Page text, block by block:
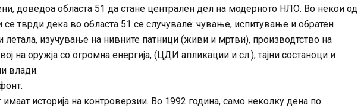
доведоа областа 51 да стане централен дел на модерното НЛО. Во некои од
тврди дека во областа 51 се случувале: чување, испитување и обратен
летала, изучување на нивните патници (живи и мртви), производтство на
на оружја со огромна енергија, (ЦДИ апликации и сл.), тајни состаноци и
влади.
историја на контроверзии. Во 1992 година, само неколку дена по